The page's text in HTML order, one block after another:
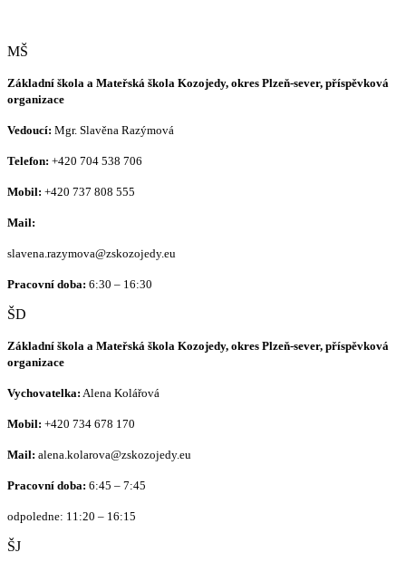
MŠ
Základní škola a Mateřská škola Kozojedy, okres Plzeň-sever, příspěvková
organizace
Vedoucí: Mgr. Slavěna Razýmová
Telefon: +420 704 538 706
Mobil: +420 737 808 555
Mail:
slavena.razymova@zskozojedy.eu
Pracovní doba: 6:30 – 16:30
ŠD
Základní škola a Mateřská škola Kozojedy, okres Plzeň-sever, příspěvková
organizace
Vychovatelka: Alena Kolářová
Mobil: +420 734 678 170
Mail: alena.kolarova@zskozojedy.eu
Pracovní doba: 6:45 – 7:45
odpoledne: 11:20 – 16:15
ŠJ